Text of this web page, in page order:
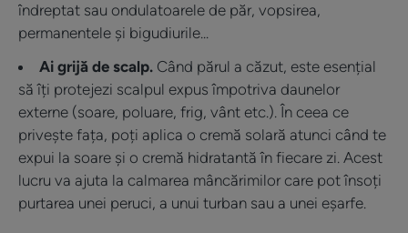
îndreptat sau ondulatoarele de păr, vopsirea,
permanentele și bigudiurile...
Ai grijă de scalp. Când părul a căzut, este esențial
să îți protejezi scalpul expus împotriva daunelor
externe (soare, poluare, frig, vânt etc.). În ceea ce
privește fața, poți aplica o cremă solară atunci când te
expui la soare și o cremă hidratantă în fiecare zi. Acest
lucru va ajuta la calmarea mâncărimilor care pot însoți
purtarea unei peruci, a unui turban sau a unei eșarfe.